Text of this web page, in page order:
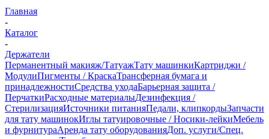
Главная
-
Каталог
-
Держатели
Перманентный макияж/ТатуажТату машинкиКартриджи /
МодулиПигменты / КраскаТрансферная бумага и
принадлежностиСредства уходаБарьерная защита /
ПерчаткиРасходные материалыДезинфекция /
СтерилизацияИсточники питанияПедали, клипкордыЗапчасти
для тату машинокИглы татуировочные / Носики-лейкиМебель
и фурнитураАренда тату оборудованияДоп. услуги/Спец.